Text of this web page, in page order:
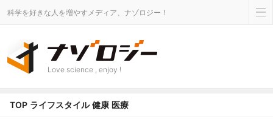
科学を好きな人を増やすメディア、ナゾロジー！
Love science , enjoy !
TOP ライフスタイル 健康 医療